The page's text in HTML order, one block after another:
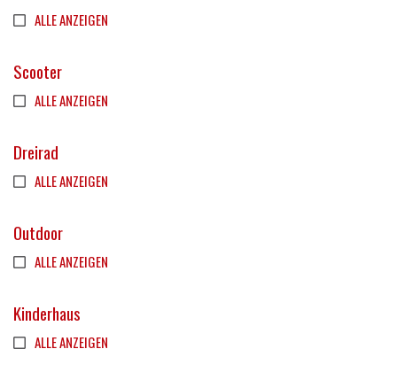
ALLE ANZEIGEN
Scooter
ALLE ANZEIGEN
Dreirad
ALLE ANZEIGEN
Outdoor
ALLE ANZEIGEN
Kinderhaus
ALLE ANZEIGEN